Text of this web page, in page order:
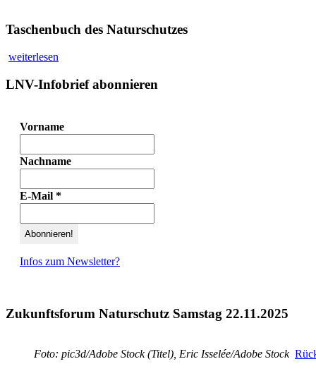
Taschenbuch des Naturschutzes
weiterlesen
LNV-Infobrief abonnieren
Vorname
Nachname
E-Mail *
Infos zum Newsletter?
Zukunftsforum Naturschutz Samstag 22.11.2025
Foto: pic3d/Adobe Stock (Titel), Eric Isselée/Adobe Stock